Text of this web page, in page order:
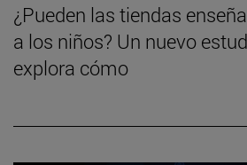
¿Pueden las tiendas
a los niños? Un nuevo
explora cómo